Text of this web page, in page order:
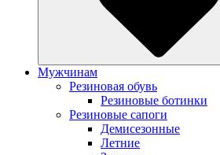
Мужчинам
Резиновая обувь
Резиновые ботинки
Резиновые сапоги
Демисезонные
Летние